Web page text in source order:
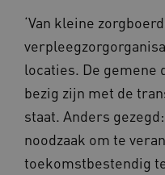
‘Van kleine
locaties. De gemene
bezig zijn met de
staat. Anders
noodzaak om te
toekomstbestendig